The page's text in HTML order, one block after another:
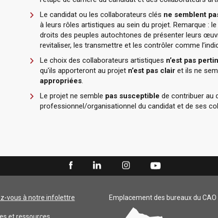
Le candidat ou les collaborateurs clés ne semblent
à leurs rôles artistiques au sein du projet. Remarque :
droits des peuples autochtones de présenter leurs
revitaliser, les transmettre et les contrôler comme
Le choix des collaborateurs artistiques n’est pas
qu'ils apporteront au projet n’est pas clairet ils ne
appropriées.
Le projet ne semble pas susceptible de contribuer au
professionnel/organisationnel du candidat et de ses
vous à notre infolettre Emplacement des bureaux du CAO